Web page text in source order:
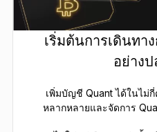
เริ่มต้นการเดินทา
อย่าง
เพิ่มบัญชี Quant ได้ในไม่
หลากหลายและจัดการ